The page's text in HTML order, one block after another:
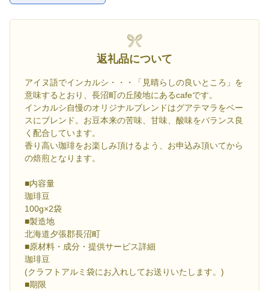
返礼品について
アイヌ語でインカルシ・・・「見晴らしの良いところ」を
意味するとおり、長沼町の丘陵地にあるcafeです。
インカルシ自慢のオリジナルブレンドはグアテマラをベー
スにブレンド。お豆本来の苦味、甘味、酸味をバランス良
く配合しています。
香り高い珈琲をお楽しみ頂けるよう、お申込み頂いてから
の焙煎となります。
■内容量
珈琲豆
100g×2袋
■製造地
北海道夕張郡長沼町
■原材料・成分・提供サービス詳細
珈琲豆
(クラフトアルミ袋にお入れしてお送りいたします。)
■期限